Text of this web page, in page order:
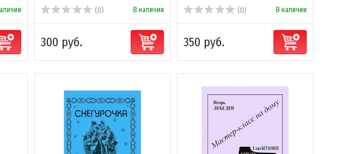
(0) В наличии
300 руб.
(0) В наличии
350 руб.